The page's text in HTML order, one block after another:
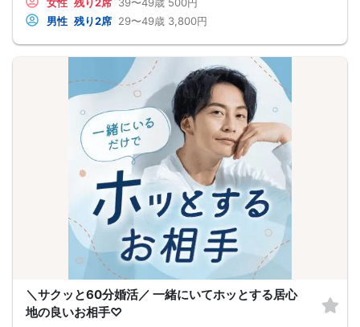
男性 残り2席 29〜49歳 3,800円
＼サクッと60分婚活／ 一緒にいてホッとする居心
地の良いお相手♡